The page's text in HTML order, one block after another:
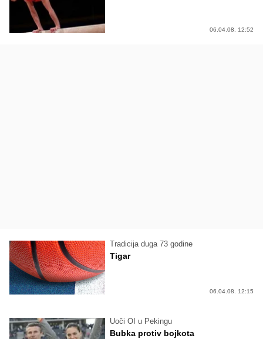
06.04.08. 12:52
Tradicija duga 73 godine
Tigar
06.04.08. 12:15
Uoči OI u Pekingu
Bubka protiv bojkota